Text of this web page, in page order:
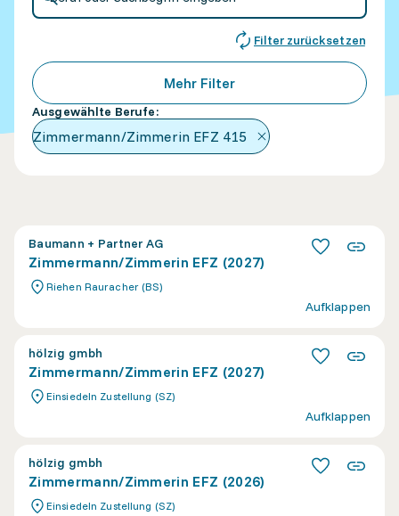
Filter zurücksetzen
Mehr Filter
Ausgewählte Berufe:
Zimmermann/Zimmerin EFZ 415
Baumann + Partner AG
Zimmermann/Zimmerin EFZ (2027)
Riehen Rauracher (BS)
Aufklappen
hölzig gmbh
Zimmermann/Zimmerin EFZ (2027)
Einsiedeln Zustellung (SZ)
Aufklappen
hölzig gmbh
Zimmermann/Zimmerin EFZ (2026)
Einsiedeln Zustellung (SZ)